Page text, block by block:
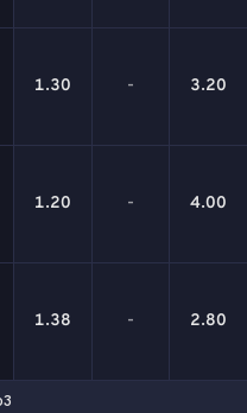
1.30 - 3.20
1.20 - 4.00
1.38 - 2.80